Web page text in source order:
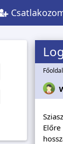
Főoldal